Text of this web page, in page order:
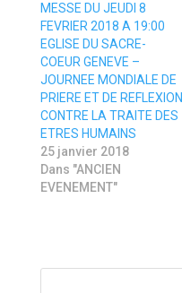
u
v
e
l
l
e
f
e
n
ê
t
r
e
)
d
a
n
s
u
n
e
n
o
u
v
e
l
l
e
f
)
MESSE DU JEUDI 8
FEVRIER 2018 A 19:00
EGLISE DU SACRE-
COEUR GENEVE –
JOURNEE MONDIALE DE
PRIERE ET DE REFLEXION
CONTRE LA TRAITE DES
ETRES HUMAINS
25 janvier 2018
Dans "ANCIEN
EVENEMENT"